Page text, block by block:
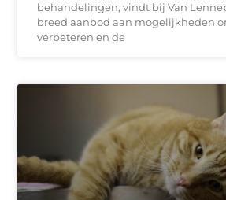
behandelingen, vindt bij Van
breed aanbod aan mogelijkheden
verbeteren en de